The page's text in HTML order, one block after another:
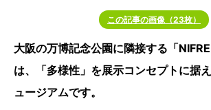
この記事の画像（23枚）
大阪の万博記念公園に隣接する「
は、「多様性」を展示コンセプトに据
ュージアムです。